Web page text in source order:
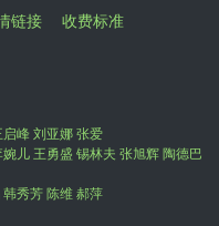
链接 收费标准
峰 刘亚娜 张爱
儿 王勇盛 锡林夫 张旭辉 陶德巴
秀芳 陈维 郝萍